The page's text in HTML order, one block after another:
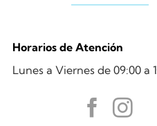
Horarios de Atención
Lunes a Viernes de 09:00 a